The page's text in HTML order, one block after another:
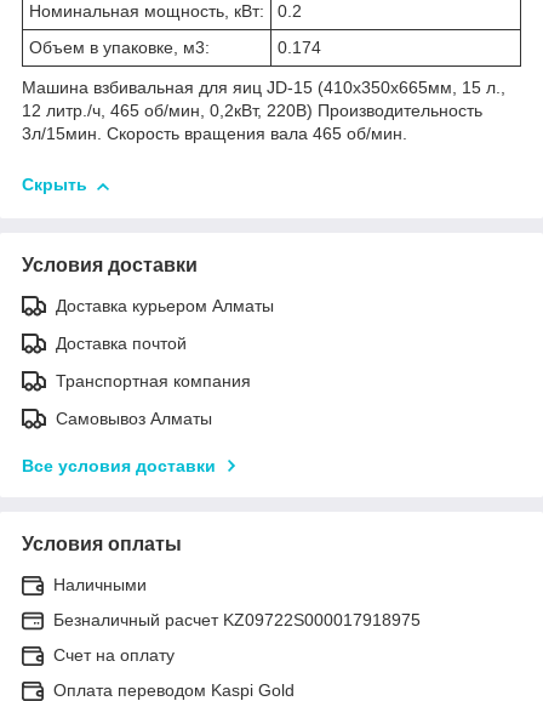
Номинальная мощность, кВт:
0.2
Объем в упаковке, м3:
0.174
Машина взбивальная для яиц JD-15 (410х350х665мм, 15 л.,
12 литр./ч, 465 об/мин, 0,2кВт, 220В) Производительность
3л/15мин. Скорость вращения вала 465 об/мин.
Скрыть
Условия доставки
Доставка курьером Алматы
Доставка почтой
Транспортная компания
Самовывоз Алматы
Все условия доставки
Условия оплаты
Наличными
Безналичный расчет KZ09722S000017918975
Счет на оплату
Оплата переводом Kaspi Gold